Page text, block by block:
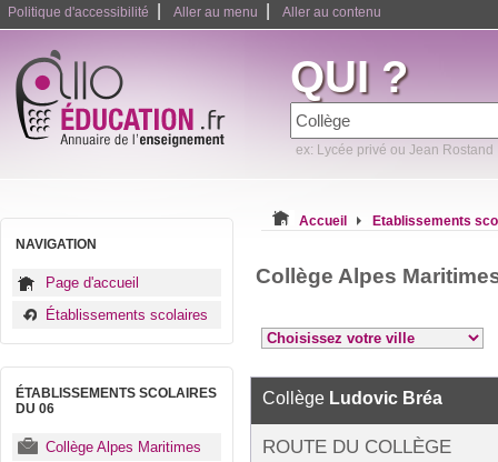
Politique d'accessibilité Aller au menu Aller au contenu
QUI ?
ex: Lycée privé ou Jean Rostand
NAVIGATION
Page d'accueil
Établissements scolaires
ÉTABLISSEMENTS SCOLAIRES
DU 06
Collège Alpes Maritimes
Accueil Etablissements
Collège Alpes
Collège Ludovic Bréa
ROUTE DU COLLÈGE